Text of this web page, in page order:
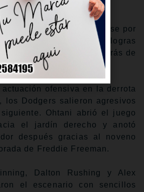
entrada.
de otorgarle una base por
a Ohtani: incluso si logras
bateadores detrás de
el trabajo.
ofensiva en la derrota
los Dodgers salieron agresivos
Ohtani abrió el juego
el jardín derecho y anotó
después gracias al noveno
de Freddie Freeman.
Dalton Rushing y Alex
el escenario con sencillos